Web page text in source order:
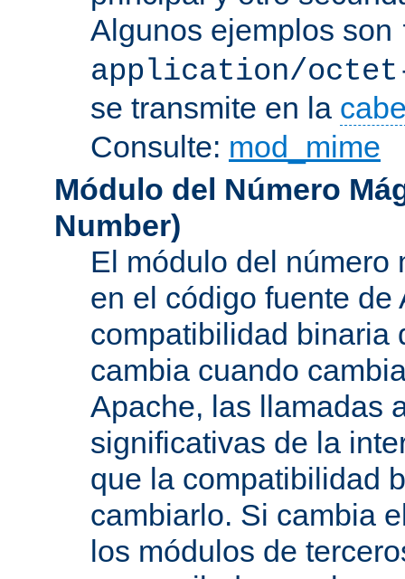
Algunos ejemplos son
application/
se transmite en la
Consulte: mod_mime
Módulo del Número
Number)
El módulo del número
en el código fuente
compatibilidad binaria
cambia cuando
Apache, las llamadas
significativas de la
que la compatibilidad
cambiarlo. Si cambia
los módulos de